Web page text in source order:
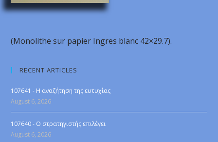
(Monolithe sur papier Ingres blanc 42×29.7).
RECENT ARTICLES
107641 - Η αναζήτηση της ευτυχίας
August 6, 2026
107640 - Ο στρατηγιστής επιλέγει
August 6, 2026